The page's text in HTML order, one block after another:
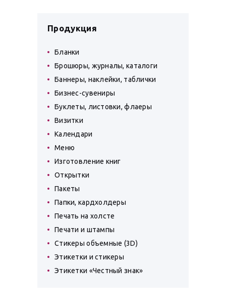
Продукция
Бланки
Брошюры, журналы, каталоги
Баннеры, наклейки, таблички
Бизнес-сувениры
Буклеты, листовки, флаеры
Визитки
Календари
Меню
Изготовление книг
Открытки
Пакеты
Папки, кардхолдеры
Печать на холсте
Печати и штампы
Стикеры объемные (3D)
Этикетки и стикеры
Этикетки «Честный знак»